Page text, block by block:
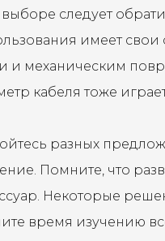
следует
имеет
и механическим
кабеля тоже
разных
Помните, что
Некоторые
время изучению